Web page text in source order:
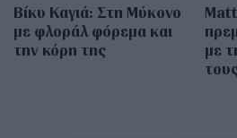
Βίκυ Καγιά: Στη Μύκονο
με φλοράλ φόρεμα και
την κόρη της
με